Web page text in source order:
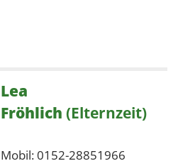
Lea
Fröhlich (Elternzeit)
Mobil: 0152-28851966